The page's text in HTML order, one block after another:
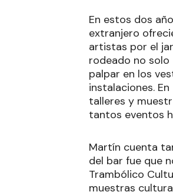
En estos dos
extranjero
artistas por el
rodeado no
palpar en los
instalaciones.
talleres y
tantos eventos
Martín cuenta
del bar fue que
Trambólico
muestras